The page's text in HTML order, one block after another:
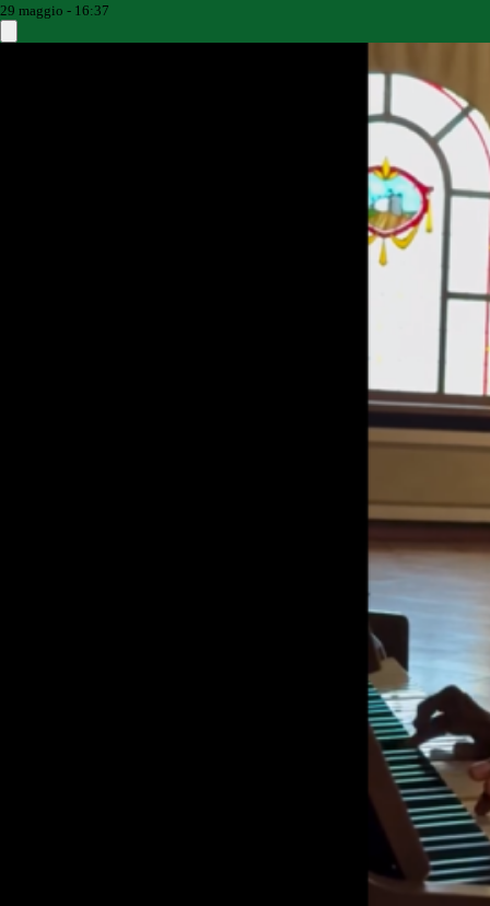
29 maggio - 16:37